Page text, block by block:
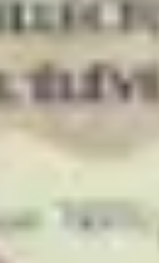
Cuisine & MénageOrganisation